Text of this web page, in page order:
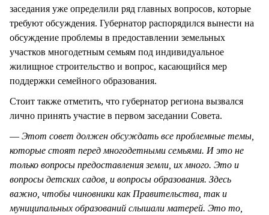
заседания уже определили ряд главных вопросов, которые
требуют обсуждения. Губернатор распорядился вынести на
обсуждение проблемы в предоставлении земельных
участков многодетным семьям под индивидуальное
жилищное строительство и вопрос, касающийся мер
поддержки семейного образования.
Стоит также отметить, что губернатор региона вызвался
лично принять участие в первом заседании Совета.
— Этот совет должен обсуждать все проблемные темы,
которые стоят перед многодетными семьями. И это не
только вопросы предоставления земли, их много. Это и
вопросы детских садов, и вопросы образования. Здесь
важно, чтобы чиновники как Правительства, так и
муниципальных образований слышали матерей. Это то,